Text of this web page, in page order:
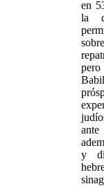
en
la
ante
y